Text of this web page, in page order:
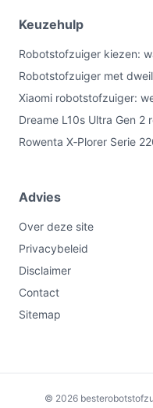
€119,99
Keuzehulp
Robotstofzuiger kiezen:
Robotstofzuiger met
Xiaomi robotstofzuiger:
Dreame L10s Ultra Gen
Rowenta X‑Plorer Serie
Advies
Over deze site
Privacybeleid
Disclaimer
Contact
Sitemap
© 2026